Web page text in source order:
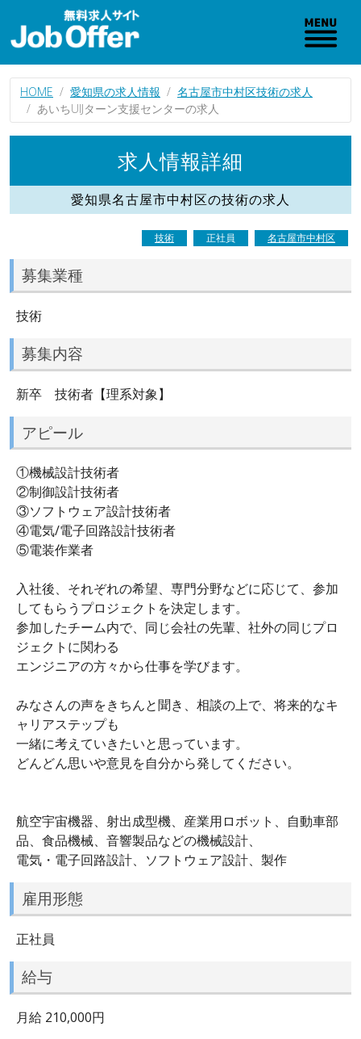
HOME 愛知県の求人情報
名古屋市中村区技術の求人
あいちUIJターン支援センターの求人
求人情報詳細
愛知県名古屋市中村区の技術の求人
技術 正社員 名古屋市中村区
募集業種
技術
募集内容
新卒 技術者【理系対象】
アピール
①機械設計技術者
②制御設計技術者
③ソフトウェア設計技術者
④電気/電子回路設計技術者
⑤電装作業者
入社後、それぞれの希望、専門分野などに応じて、参加
してもらうプロジェクトを決定します。
参加したチーム内で、同じ会社の先輩、社外の同じプロ
ジェクトに関わる
エンジニアの方々から仕事を学びます。
みなさんの声をきちんと聞き、相談の上で、将来的なキ
ャリアステップも
一緒に考えていきたいと思っています。
どんどん思いや意見を自分から発してください。
航空宇宙機器、射出成型機、産業用ロボット、自動車部
品、食品機械、音響製品などの機械設計、
電気・電子回路設計、ソフトウェア設計、製作
雇用形態
正社員
給与
月給 210,000円